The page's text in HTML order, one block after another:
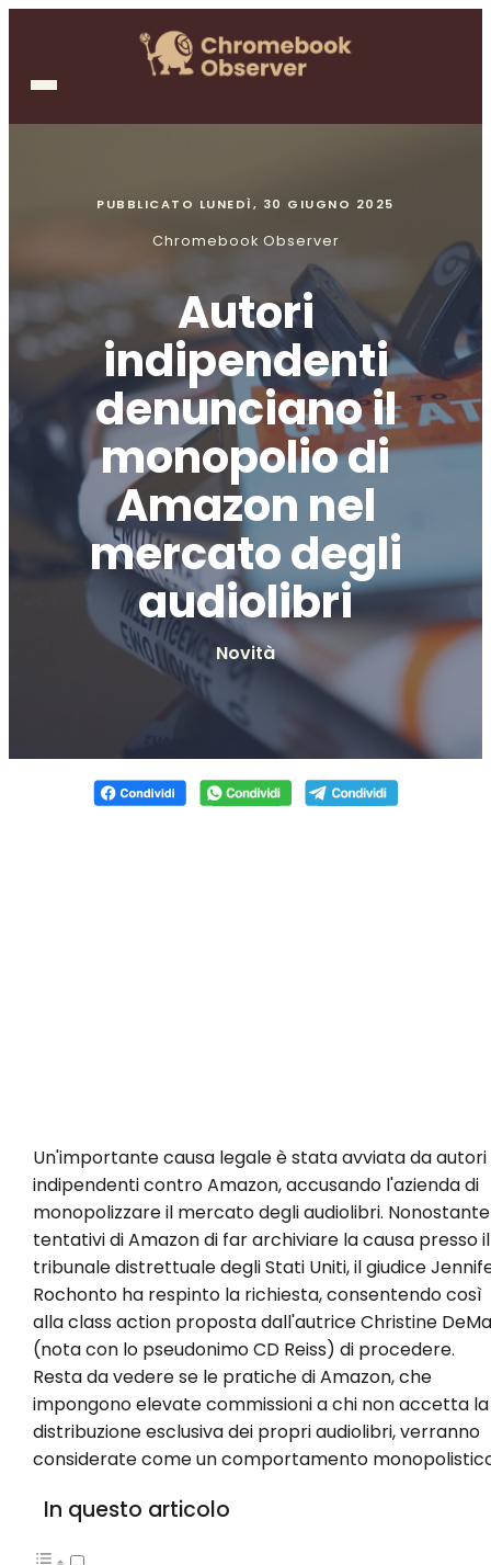
PUBBLICATO LUNEDÌ, 30 GIUGNO 2025
Chromebook Observer
Autori
indipendenti
denunciano il
monopolio di
Amazon nel
mercato degli
audiolibri
Novità
Un'importante causa legale è stata avviata da autori
indipendenti contro Amazon, accusando l'azienda di
monopolizzare il mercato degli audiolibri.
tentativi di Amazon di far archiviare la causa presso il
tribunale distrettuale degli Stati Uniti, il giudice
Rochonto ha respinto la richiesta, consentendo così
alla class action proposta dall'autrice Christine
(nota con lo pseudonimo CD Reiss) di procedere.
Resta da vedere se le pratiche di Amazon, che
impongono elevate commissioni a chi non accetta la
distribuzione esclusiva dei propri audiolibri, verranno
considerate come un comportamento
In questo articolo